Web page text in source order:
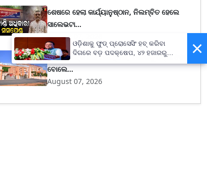
ଶେଷରେ ହେଲା କାର୍ଯ୍ୟାନୁଷ୍ଠାନ, ନିଲମ୍ବିତ ହେଲେ
ସାଲେଭଟା...
August 07, 2026
ଗ୍ୟାସ୍ ଟାଙ୍କି ଧରି ଯାଉଥିଲେ, ବାଇକକୁ ଧକ୍କା ଦେଲା
ବୋଲେ...
August 07, 2026
×
ଓଡ଼ିଶାକୁ ଫୁଡ୍ ପ୍ରୋସେସିଂ ହବ୍ କରିବା
ଦିଗରେ ବଡ଼ ପଦକ୍ଷେପ, ୪୨ ହଜାରରୁ
ଅଧିକ ନିଯୁକ୍ତି ସୁଯୋଗ